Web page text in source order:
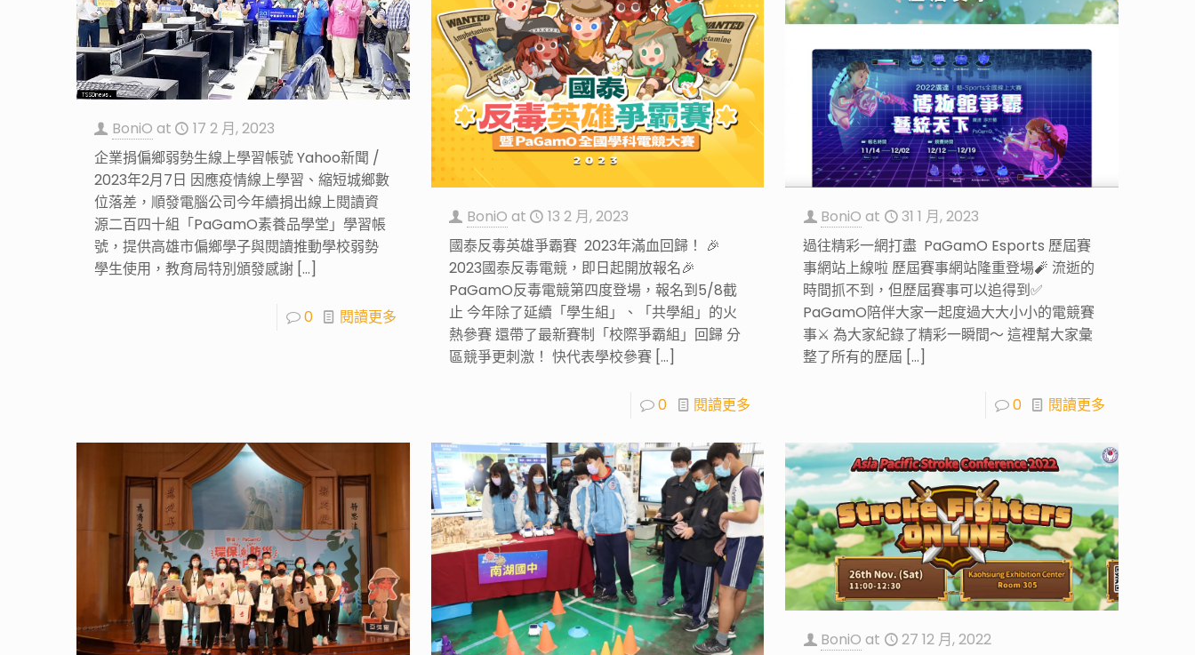
BoniO at
17 2 月, 2023
企業捐偏鄉弱勢生線上學習帳號 Yahoo新聞 /
2023年2月7日 因應疫情線上學習、縮短城鄉數
位落差，順發電腦公司今年續捐出線上閱讀資
源二百四十組「PaGamO素養品學堂」學習帳
號，提供高雄市偏鄉學子與閱讀推動學校弱勢
學生使用，教育局特別頒發感謝[…]
0 閱讀更多
BoniO at
13 2 月, 2023
國泰反毒英雄爭霸賽 2023年滿血回歸！ 🎉
2023國泰反毒電競，即日起開放報名🎉
PaGamO反毒電競第四度登場，報名到5/8截
止 今年除了延續「學生組」、「共學組」的火
熱參賽 還帶了最新賽制「校際爭霸組」回歸 分
區競爭更刺激！ 快代表學校參賽 […]
0 閱讀更多
BoniO at
31 1 月, 2023
過往精彩一網打盡 PaGamO Esports 歷屆賽
事網站上線啦 歷屆賽事網站隆重登場🧨 流逝的
時間抓不到，但歷屆賽事可以追得到✅
PaGamO陪伴大家一起度過大大小小的電競賽
事⚔️ 為大家紀錄了精彩一瞬間～ 這裡幫大家彙
整了所有的歷屆 […]
0 閱讀更多
BoniO at
27 12 月, 2022